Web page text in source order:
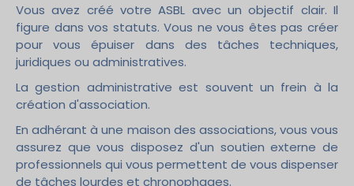
Vous avez créé votre ASBL avec un objectif clair. Il
figure dans vos statuts. Vous ne vous êtes pas créer
pour vous épuiser dans des tâches techniques,
juridiques ou administratives.
La gestion administrative est souvent un frein à la
création d'association.
En adhérant à une maison des associations, vous vous
assurez que vous disposez d'un soutien externe de
professionnels qui vous permettent de vous dispenser
de tâches lourdes et chronophages.